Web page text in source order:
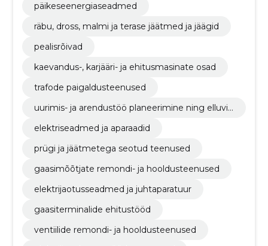
päikeseenergiaseadmed
räbu, dross, malmi ja terase jäätmed ja jäägid
pealisrõivad
kaevandus-, karjääri- ja ehitusmasinate osad
trafode paigaldusteenused
uurimis- ja arendustöö planeerimine ning elluvii
elektriseadmed ja aparaadid
prügi ja jäätmetega seotud teenused
gaasimõõtjate remondi- ja hooldusteenused
elektrijaotusseadmed ja juhtaparatuur
gaasiterminalide ehitustööd
ventiilide remondi- ja hooldusteenused